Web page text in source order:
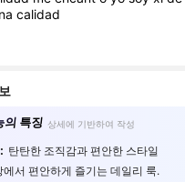
calidad
의 특징 상세에 기반하여 작성
탄탄한 조직감과 편안한 스타일
에서 편안하게 즐기는 데일리 룩.